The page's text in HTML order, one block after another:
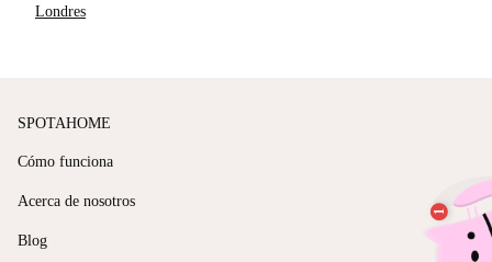
Londres
SPOTAHOME
Cómo funciona
Acerca de nosotros
Blog